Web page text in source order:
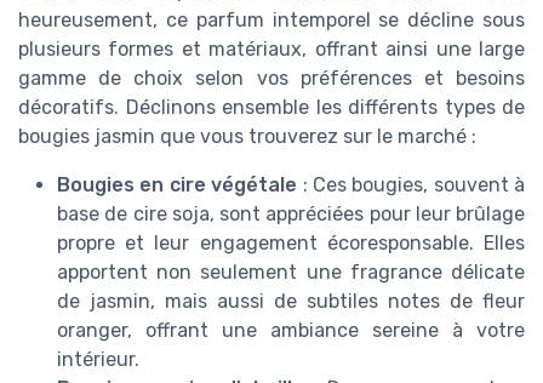
heureusement, ce parfum intemporel se décline sous
plusieurs formes et matériaux, offrant ainsi une large
gamme de choix selon vos préférences et besoins
décoratifs. Déclinons ensemble les différents types de
bougies jasmin que vous trouverez sur le marché :
Bougies en cire végétale : Ces bougies, souvent à
base de cire soja, sont appréciées pour leur brûlage
propre et leur engagement écoresponsable. Elles
apportent non seulement une fragrance délicate
de jasmin, mais aussi de subtiles notes de fleur
oranger, offrant une ambiance sereine à votre
intérieur.